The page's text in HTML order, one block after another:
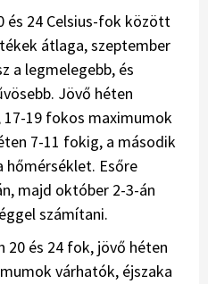
és 24 Celsius-fok között
átlaga, szeptember
a legmelegebb, és
Jövő héten
19 fokos maximumok
7-11 fokig, a második
hőmérséklet. Esőre
majd október 2-3-án
számítani.
20 és 24 fok, jövő héten
várhatók, éjszaka